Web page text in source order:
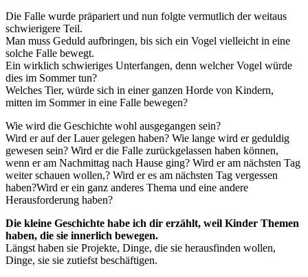
Die Falle wurde präpariert und nun folgte vermutlich der weitaus
schwierigere Teil.
Man muss Geduld aufbringen, bis sich ein Vogel vielleicht in eine
solche Falle bewegt.
Ein wirklich schwieriges Unterfangen, denn welcher Vogel würde
dies im Sommer tun?
Welches Tier, würde sich in einer ganzen Horde von Kindern,
mitten im Sommer in eine Falle bewegen?
Wie wird die Geschichte wohl ausgegangen sein?
Wird er auf der Lauer gelegen haben? Wie lange wird er geduldig
gewesen sein? Wird er die Falle zurückgelassen haben können,
wenn er am Nachmittag nach Hause ging? Wird er am nächsten Tag
weiter schauen wollen,? Wird er es am nächsten Tag vergessen
haben?Wird er ein ganz anderes Thema und eine andere
Herausforderung haben?
Die kleine Geschichte habe ich dir erzählt, weil Kinder Themen
haben, die sie innerlich bewegen.
Längst haben sie Projekte, Dinge, die sie herausfinden wollen,
Dinge, sie sie zutiefst beschäftigen.